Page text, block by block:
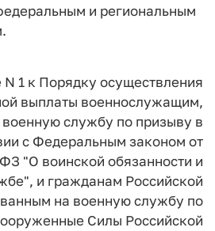
и региональным
1 к Порядку осуществления
выплаты военнослужащим,
службу по призыву в
с Федеральным законом от
"О воинской обязанности и
и гражданам Российской
на военную службу по
Силы Российской